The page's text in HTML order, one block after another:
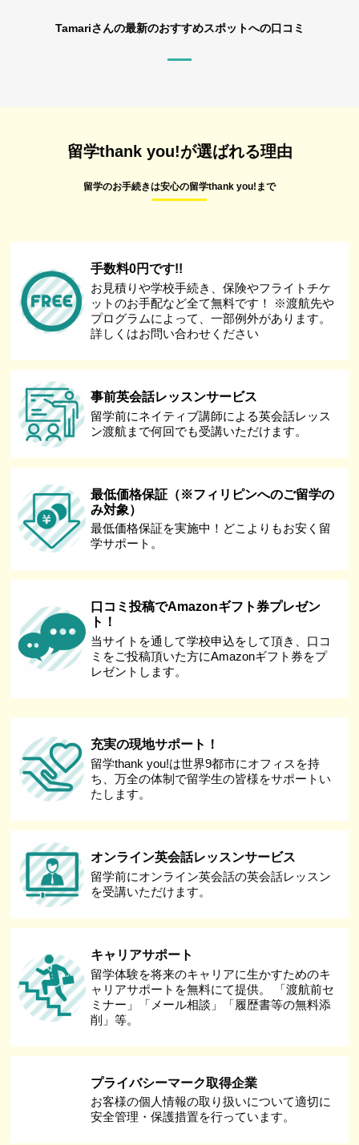
Tamariさんの最新のおすすめスポットへの口コミ
留学thank you!が選ばれる理由
留学のお手続きは安心の留学thank you!まで
手数料0円です!!
お見積りや学校手続き、保険やフライトチケ
ットのお手配など全て無料です！ ※渡航先や
プログラムによって、一部例外があります。
詳しくはお問い合わせください
事前英会話レッスンサービス
留学前にネイティブ講師による英会話レッス
ン渡航まで何回でも受講いただけます。
最低価格保証（※フィリピンへのご留学の
み対象）
最低価格保証を実施中！どこよりもお安く留
学サポート。
口コミ投稿でAmazonギフト券プレゼン
ト！
当サイトを通して学校申込をして頂き、口コ
ミをご投稿頂いた方にAmazonギフト券をプ
レゼントします。
充実の現地サポート！
留学thank you!は世界9都市にオフィスを持
ち、万全の体制で留学生の皆様をサポートい
たします。
オンライン英会話レッスンサービス
留学前にオンライン英会話の英会話レッスン
を受講いただけます。
キャリアサポート
留学体験を将来のキャリアに生かすためのキ
ャリアサポートを無料にて提供。 「渡航前セ
ミナー」「メール相談」「履歴書等の無料添
削」等。
プライバシーマーク取得企業
お客様の個人情報の取り扱いについて適切に
安全管理・保護措置を行っています。